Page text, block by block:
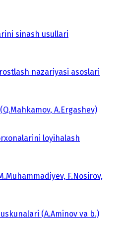
sinash usullari
nazariyasi asoslari
A.Ergashev)
loyihalash
F.Nosirov,
(A.Aminov va b.)